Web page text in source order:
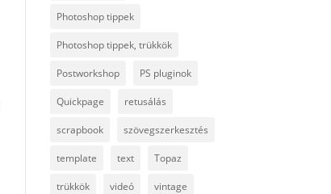
Photoshop tippek
Photoshop tippek, trükkök
Postworkshop PS pluginok
Quickpage retusálás
scrapbook szövegszerkesztés
template text Topaz
trükkök videó vintage